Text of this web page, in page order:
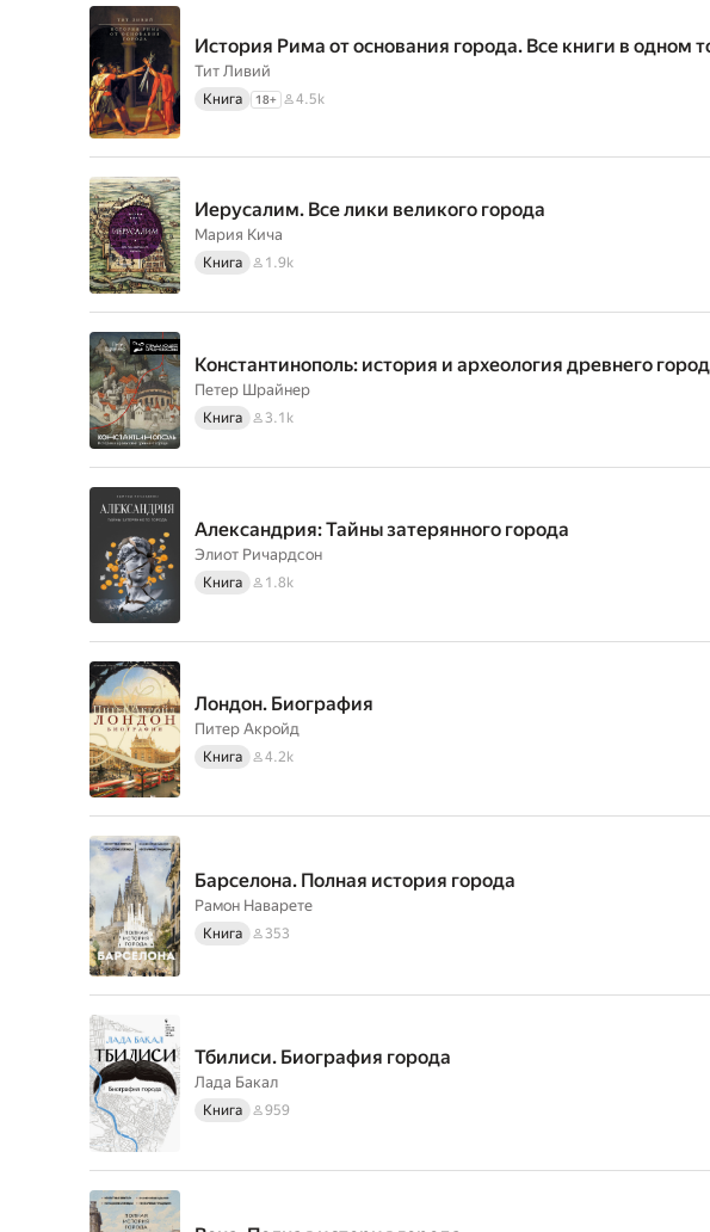
История Рима от основания города. Все книги в одном
Тит Ливий
Книга 18+ 4.5k
Иерусалим. Все лики великого города
Мария Кича
Книга 1.9k
Константинополь: история и археология древнего
Петер Шрайнер
Книга 3.1k
Александрия: Тайны затерянного города
Элиот Ричардсон
Книга 1.8k
Лондон. Биография
Питер Акройд
Книга 4.2k
Барселона. Полная история города
Рамон Наварете
Книга 353
Тбилиси. Биография города
Лада Бакал
Книга 959